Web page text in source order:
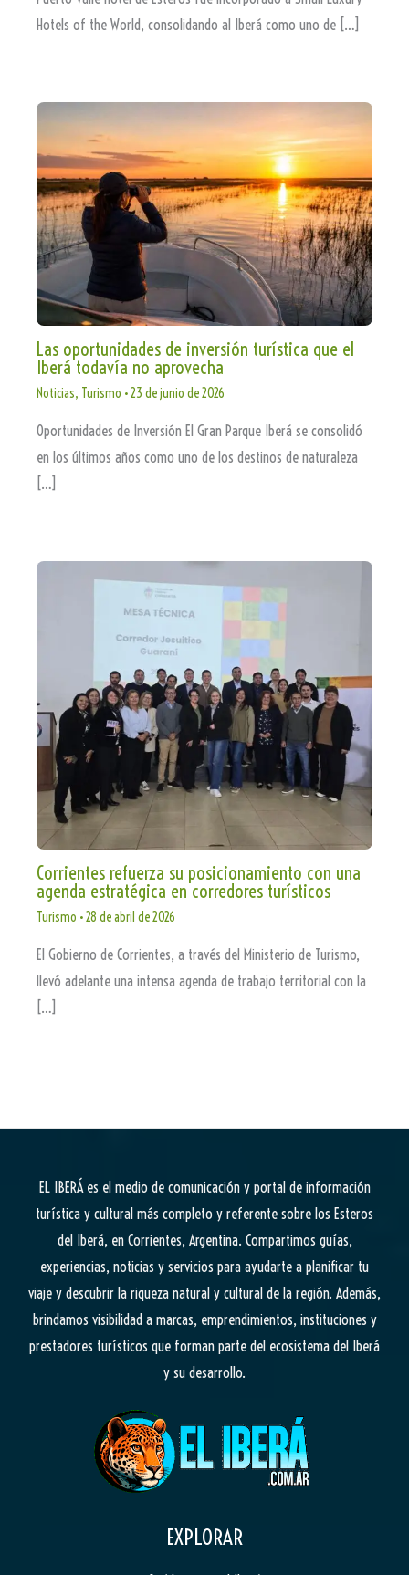
Hotels of the World, consolidando al Iberá como uno de […]
Las oportunidades de inversión turística que el
Iberá todavía no aprovecha
Noticias, Turismo •23 de junio de 2026
Oportunidades de Inversión El Gran Parque Iberá se consolidó
en los últimos años como uno de los destinos de naturaleza
[…]
Corrientes refuerza su posicionamiento con una
agenda estratégica en corredores turísticos
Turismo •28 de abril de 2026
El Gobierno de Corrientes, a través del Ministerio de Turismo,
llevó adelante una intensa agenda de trabajo territorial con la
[…]
EL IBERÁes el medio de comunicación y portal de información
turística y cultural más completo y referente sobre los Esteros
del Iberá, en Corrientes, Argentina. Compartimos guías,
experiencias, noticias y servicios para ayudarte a planificar tu
viaje y descubrir la riqueza natural y cultural de la región. Además,
brindamos visibilidad a marcas, emprendimientos, instituciones y
prestadores turísticos que forman parte del ecosistema del Iberá
y su desarrollo.
EXPLORAR